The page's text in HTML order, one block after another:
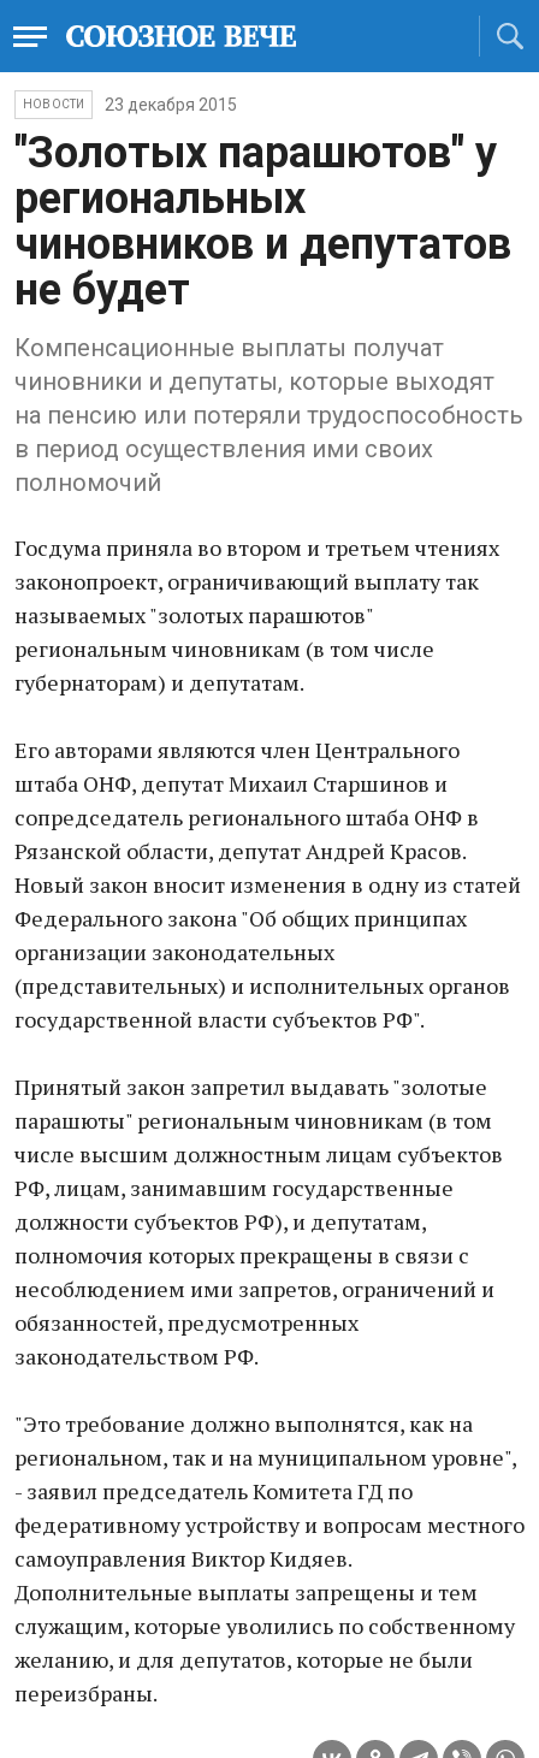
НОВОСТИ 23 декабря 2015
"Золотых парашютов" у
региональных
чиновников и депутатов
не будет
Компенсационные выплаты получат
чиновники и депутаты, которые выходят
на пенсию или потеряли трудоспособность
в период осуществления ими своих
полномочий
Госдума приняла во втором и третьем чтениях
законопроект, ограничивающий выплату так
называемых "золотых парашютов"
региональным чиновникам (в том числе
губернаторам) и депутатам.
Его авторами являются член Центрального
штаба ОНФ, депутат Михаил Старшинов и
сопредседатель регионального штаба ОНФ в
Рязанской области, депутат Андрей Красов.
Новый закон вносит изменения в одну из статей
Федерального закона "Об общих принципах
организации законодательных
(представительных) и исполнительных органов
государственной власти субъектов РФ".
Принятый закон запретил выдавать "золотые
парашюты" региональным чиновникам (в том
числе высшим должностным лицам субъектов
РФ, лицам, занимавшим государственные
должности субъектов РФ), и депутатам,
полномочия которых прекращены в связи с
несоблюдением ими запретов, ограничений и
обязанностей, предусмотренных
законодательством РФ.
"Это требование должно выполнятся, как на
региональном, так и на муниципальном уровне",
- заявил председатель Комитета ГД по
федеративному устройству и вопросам местного
самоуправления Виктор Кидяев.
Дополнительные выплаты запрещены и тем
служащим, которые уволились по собственному
желанию, и для депутатов, которые не были
переизбраны.